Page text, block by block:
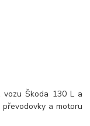
vozu Škoda 130 L a
a motoru